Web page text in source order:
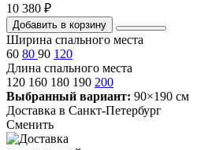
10 380 ₽
Добавить в корзину
Ширина спального места
60 80 90 120
Длина спального места
120 160 180 190 200
Выбранный вариант: 90×190 см
Доставка в Санкт-Петербург
Сменить